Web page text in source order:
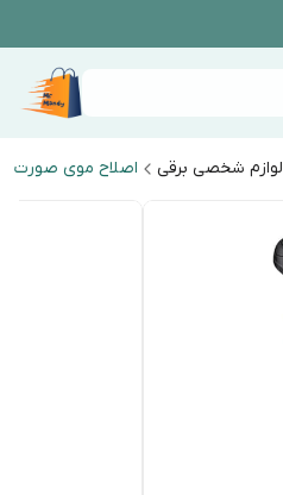
لوازم شخصی برقی اصلاح موی صورت